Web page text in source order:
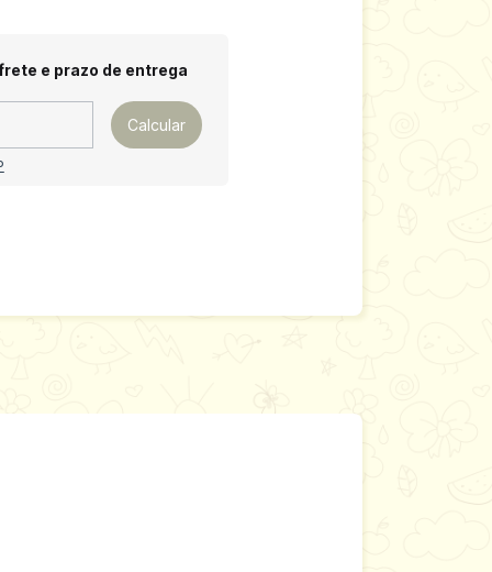
Alterar CEP
e prazo de entrega
Calcular